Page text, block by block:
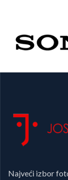
Najveći izbor